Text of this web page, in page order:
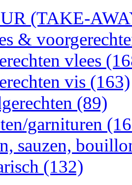
(TAKE-
&
vlees
vis (163)
(89)
garnituren
sauzen,
(132)